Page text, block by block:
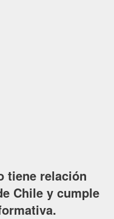
tiene relación
Chile y cumple